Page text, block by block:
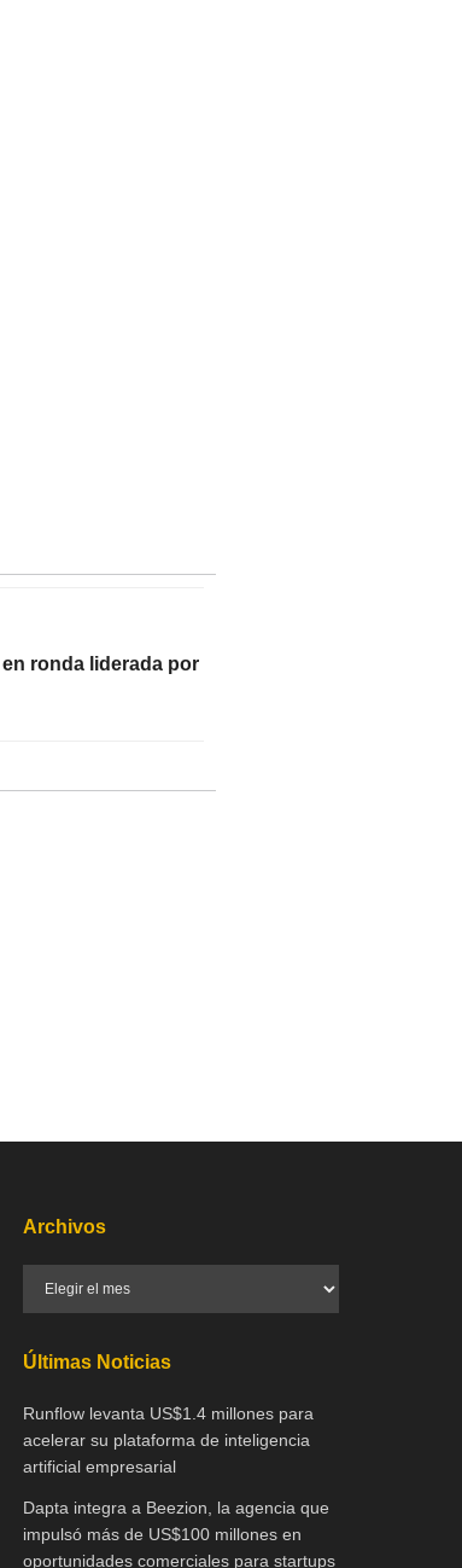
ronda liderada por
Archivos
Últimas Noticias
Runflow levanta US$1.4 millones para
acelerar su plataforma de inteligencia
artificial empresarial
Dapta integra a Beezion, la agencia que
impulsó más de US$100 millones en
oportunidades comerciales para startups